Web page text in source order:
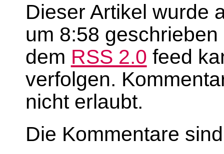
Dieser Artikel wurde
um 8:58
dem RSS 2.0 feed
verfolgen.
nicht erlaubt.
Die Kommentare